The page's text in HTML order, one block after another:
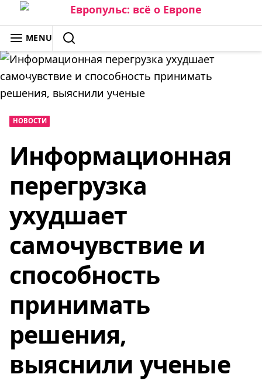
Skip
to
content
ЕВРОПУЛЬС: ВСЁ О ЕВРОПЕ
MENU
SEARCH
НОВОСТИ
Информационная
перегрузка
ухудшает
самочувствие и
способность
принимать
решения,
выяснили ученые